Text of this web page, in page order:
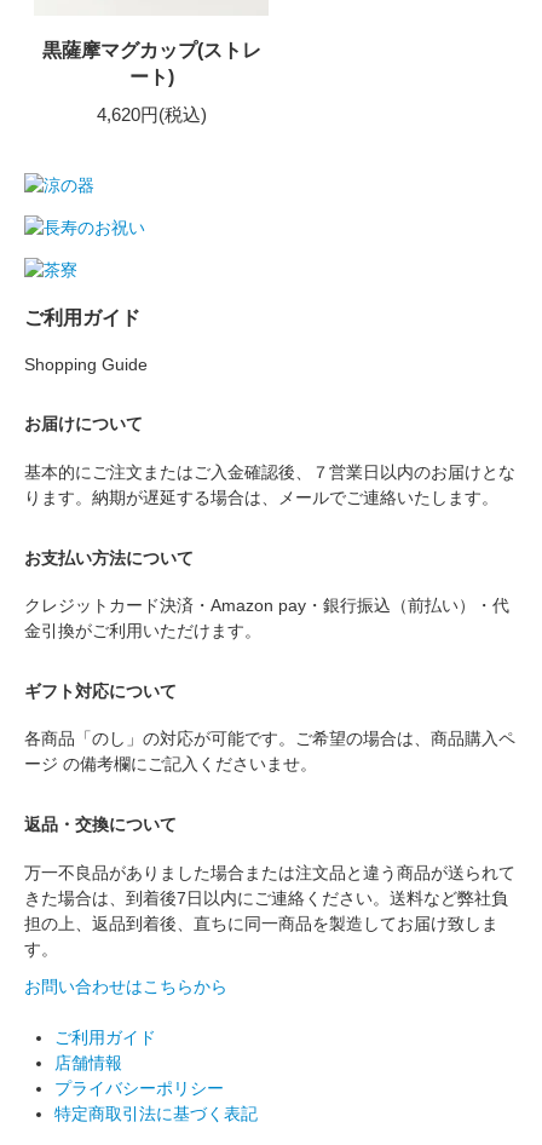
黒薩摩マグカップ(ストレ
ート)
4,620円(税込)
ご利用ガイド
Shopping Guide
お届けについて
基本的にご注文またはご入金確認後、７営業日以内のお届けとな
ります。納期が遅延する場合は、メールでご連絡いたします。
お支払い方法について
クレジットカード決済・Amazon pay・銀行振込（前払い）・代
金引換がご利用いただけます。
ギフト対応について
各商品「のし」の対応が可能です。ご希望の場合は、商品購入ペ
ージ の備考欄にご記入くださいませ。
返品・交換について
万一不良品がありました場合または注文品と違う商品が送られて
きた場合は、到着後7日以内にご連絡ください。送料など弊社負
担の上、返品到着後、直ちに同一商品を製造してお届け致しま
す。
お問い合わせはこちらから
ご利用ガイド
店舗情報
プライバシーポリシー
特定商取引法に基づく表記